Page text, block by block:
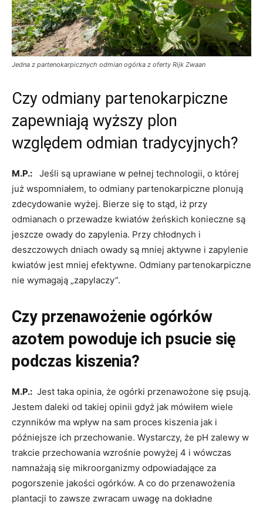
Jedna z partenokarpicznych odmian ogórka z oferty Rijk Zwaan
Czy odmiany partenokarpiczne
zapewniają wyższy plon
względem odmian tradycyjnych?
M.P.: Jeśli są uprawiane w pełnej technologii, o której
już wspomniałem, to odmiany partenokarpiczne plonują
zdecydowanie wyżej. Bierze się to stąd, iż przy
odmianach o przewadze kwiatów żeńskich konieczne są
jeszcze owady do zapylenia. Przy chłodnych i
deszczowych dniach owady są mniej aktywne i zapylenie
kwiatów jest mniej efektywne. Odmiany partenokarpiczne
nie wymagają „zapylaczy”.
Czy przenawożenie ogórków
azotem powoduje ich psucie się
podczas kiszenia?
M.P.: Jest taka opinia, że ogórki przenawożone się psują.
Jestem daleki od takiej opinii gdyż jak mówiłem wiele
czynników ma wpływ na sam proces kiszenia jak i
późniejsze ich przechowanie. Wystarczy, że pH zalewy w
trakcie przechowania wzrośnie powyżej 4 i wówczas
namnażają się mikroorganizmy odpowiadające za
pogorszenie jakości ogórków. A co do przenawożenia
plantacji to zawsze zwracam uwagę na dokładne